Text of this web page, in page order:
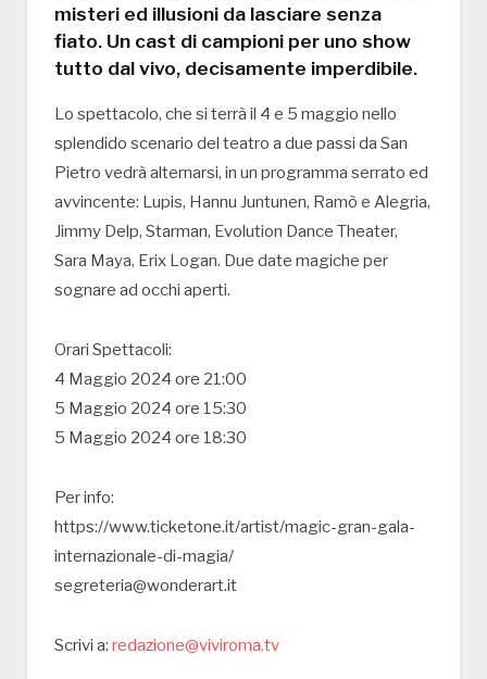
misteri ed illusioni da lasciare senza
fiato. Un cast di campioni per uno show
tutto dal vivo, decisamente imperdibile.
Lo spettacolo, che si terrà il 4 e 5 maggio nello
splendido scenario del teatro a due passi da San
Pietro vedrà alternarsi, in un programma serrato ed
avvincente: Lupis, Hannu Juntunen, Ramò e Alegria,
Jimmy Delp, Starman, Evolution Dance Theater,
Sara Maya, Erix Logan. Due date magiche per
sognare ad occhi aperti.
Orari Spettacoli:
4 Maggio 2024 ore 21:00
5 Maggio 2024 ore 15:30
5 Maggio 2024 ore 18:30
Per info:
https://www.ticketone.it/artist/magic-gran-gala-
internazionale-di-magia/
segreteria@wonderart.it
Scrivi a: redazione@viviroma.tv